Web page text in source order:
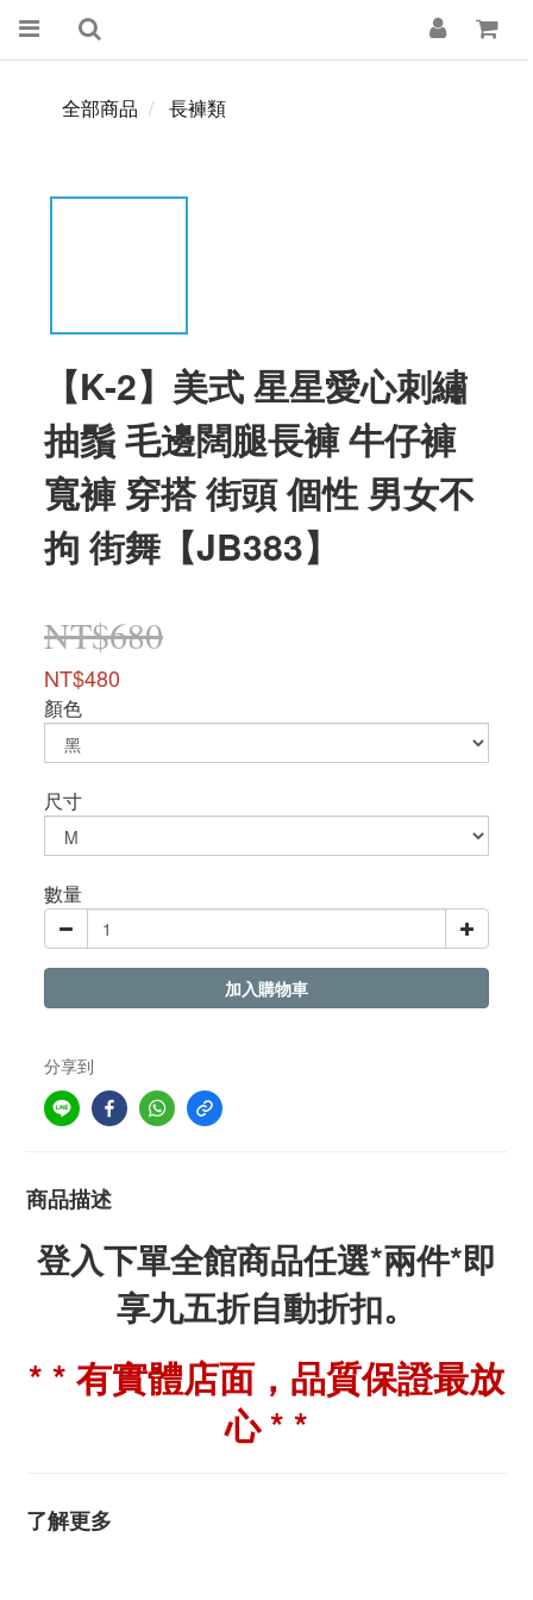
全部商品 長褲類
【K-2】美式 星星愛心刺繡
抽鬚 毛邊闊腿長褲 牛仔褲
寬褲 穿搭 街頭 個性 男女不
拘 街舞【JB383】
NT$680
NT$480
顏色
尺寸
數量
加入購物車
分享到
商品描述
登入下單全館商品任選*兩件*即
享九五折自動折扣。
* * 有實體店面，品質保證最放
心 * *
了解更多